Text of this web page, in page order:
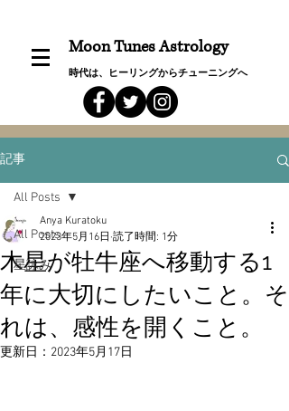
Moon Tunes Astrology
時代は、ヒーリングからチューニングへ
記事
All Posts
星詠み
All Posts
木星が牡牛座へ移動する1
年に大切にしたいこと。そ
れは、感性を開くこと。
Anya Kuratoku
2023年5月16日 読了時間: 1分
更新日： 2023年5月17日